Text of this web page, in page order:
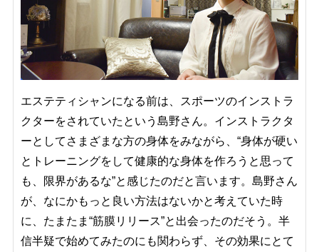
エステティシャンになる前は、スポーツのインストラ
クターをされていたという島野さん。インストラクタ
ーとしてさまざまな方の身体をみながら、“身体が硬い
とトレーニングをして健康的な身体を作ろうと思って
も、限界があるな”と感じたのだと言います。島野さん
が、なにかもっと良い方法はないかと考えていた時
に、たまたま“筋膜リリース”と出会ったのだそう。半
信半疑で始めてみたのにも関わらず、その効果にとて